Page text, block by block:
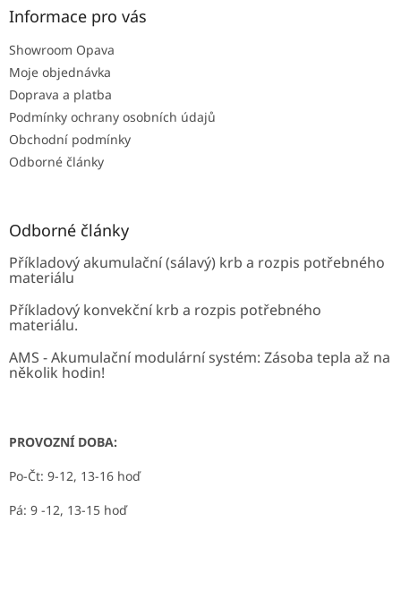
Informace pro vás
Showroom Opava
Moje objednávka
Doprava a platba
Podmínky ochrany osobních údajů
Obchodní podmínky
Odborné články
Odborné články
Příkladový akumulační (sálavý) krb a rozpis potřebného
materiálu
Příkladový konvekční krb a rozpis potřebného
materiálu.
AMS - Akumulační modulární systém: Zásoba tepla až na
několik hodin!
PROVOZNÍ DOBA:
Po-Čt: 9-12, 13-16 hoď
Pá: 9 -12, 13-15 hoď